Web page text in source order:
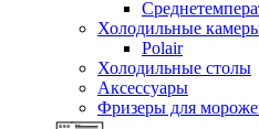
Холодильные
Polair
Холодильные столы
Аксессуары
Фризеры для